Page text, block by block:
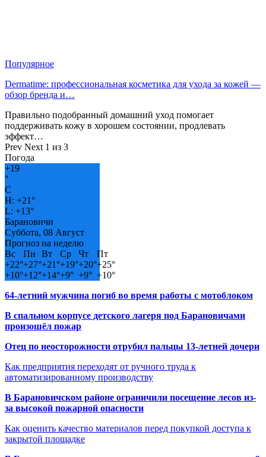
Популярное
Dermatime: профессиональная косметика для ухода за кожей —
обзор бренда и…
Правильно подобранный домашний уход помогает
поддерживать кожу в хорошем состоянии, продлевать
эффект…
Prev Next 1 из 3
Погода
+19
°
C
H: +21°
L: +13°
Барановичи
Суббота, 08 Август
Прогноз на неделю
Вс
Пн Вт Ср Чт
Пт
+22°+27°+21°+19°+20°+25°
+10°+12°+14°+9° +9° +10°
64-летний мужчина погиб во время работы с мотоблоком
В спальном корпусе детского лагеря под Барановичами
произошёл пожар
Отец по неосторожности отрубил пальцы 13-летней дочери
Как предприятия переходят от ручного труда к
автоматизированному производству
В Барановичском районе ограничили посещение лесов из-
за высокой пожарной опасности
Как оценить качество материалов перед покупкой доступа к
закрытой площадке